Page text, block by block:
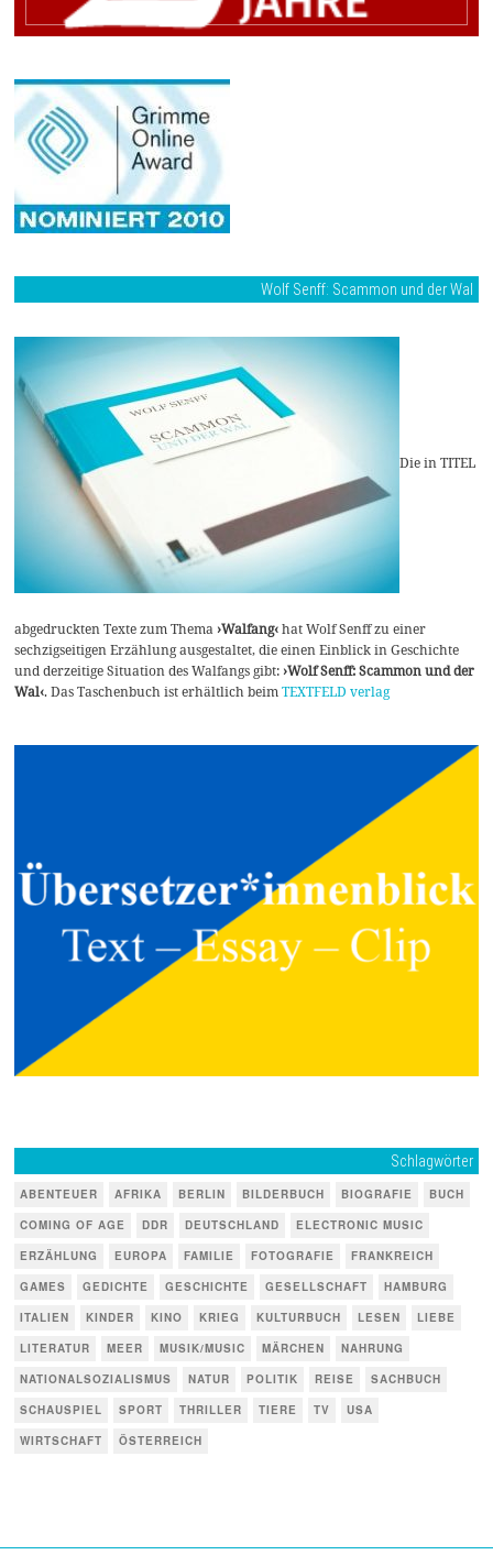
Wolf Senff: Scammon und der Wal
Die in TITEL
abgedruckten Texte zum Thema›Walfang‹hat Wolf Senff zu einer
sechzigseitigen Erzählung ausgestaltet, die einen Einblick in Geschichte
und derzeitige Situation des Walfangs gibt:›Wolf Senff: Scammon und der
Wal‹. Das Taschenbuch ist erhältlich beimTEXTFELD verlag
Schlagwörter
ABENTEUER AFRIKA BERLIN BILDERBUCH BIOGRAFIE
BUCH
COMING OF AGE
DDR DEUTSCHLAND
ELECTRONIC MUSIC
ERZÄHLUNG
EUROPA FAMILIE FOTOGRAFIE
FRANKREICH
GAMES
GEDICHTE GESCHICHTE GESELLSCHAFT
HAMBURG
ITALIEN
KINDER KINO KRIEG KULTURBUCH LESEN
LIEBE
LITERATUR
MEER MUSIK/MUSIC MÄRCHEN
NAHRUNG
NATIONALSOZIALISMUS
NATUR POLITIK REISE
SACHBUCH
SCHAUSPIEL
SPORT THRILLER TIERE TV
USA
WIRTSCHAFT
ÖSTERREICH